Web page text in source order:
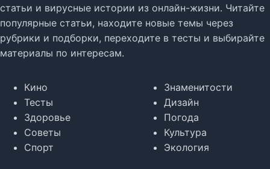
статьи и вирусные истории из онлайн-жизни. Читайте
популярные статьи, находите новые темы через
рубрики и подборки, переходите в тесты и выбирайте
материалы по интересам.
Кино
Тесты
Здоровье
Советы
Спорт
Знаменитости
Дизайн
Погода
Культура
Экология